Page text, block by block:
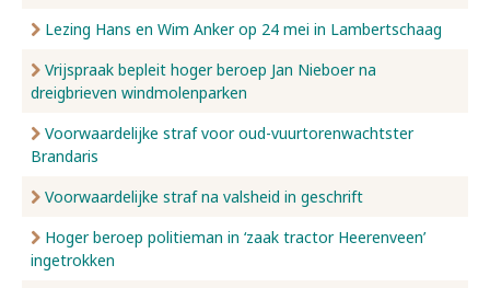
Lezing Hans en Wim Anker op 24 mei in Lambertschaag
Vrijspraak bepleit hoger beroep Jan Nieboer na
dreigbrieven windmolenparken
Voorwaardelijke straf voor oud-vuurtorenwachtster
Brandaris
Voorwaardelijke straf na valsheid in geschrift
Hoger beroep politieman in ‘zaak tractor Heerenveen’
ingetrokken